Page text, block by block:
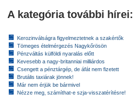
A kategória további hírei:
Kerozinválságra figyelmeztetnek a szakértők
Tömeges ételmérgezés Nagykőrösön
Pénzváltás külföldi nyaralás előtt
Kevesebb a nagy-britanniai milliárdos
Csengett a pénztárgép, de áfát nem fizetett
Brutális taxiárak jönnek!
Már nem érjük be bármivel
Nézze meg, számíthat-e szja-visszatérítésre!